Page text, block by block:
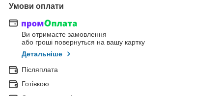
Умови оплати
Ви отримаєте замовлення
або гроші повернуться на вашу картку
Детальніше
Післяплата
Готівкою